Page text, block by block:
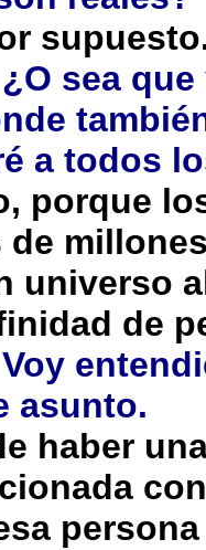
sea
a todos
porque
de
universo
de
asunto.
haber